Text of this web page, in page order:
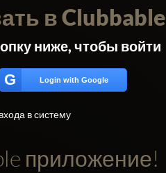
в Clubbable
ниже, чтобы войти
G Login with Google
в систему
приложение!